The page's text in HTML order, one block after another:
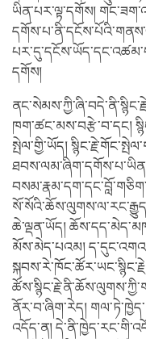
ཡིན་པར་ལྟ་དགོས།
དགོས།
ཁག་ཚང་མས་བརྩེ་བ་དང།
སྤེལ་གྱི་ཡོད།
ཆེ་ལྡན་ཡོད།
མོས་མེད་པའམ།
ནོར་བ་ཞིག་རེད།
འདོད་ན།